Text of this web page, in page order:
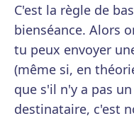
C'est la règle de
bienséance. Alors
tu peux envoyer
(même si, en
que s'il n'y a pas
destinataire, c'est